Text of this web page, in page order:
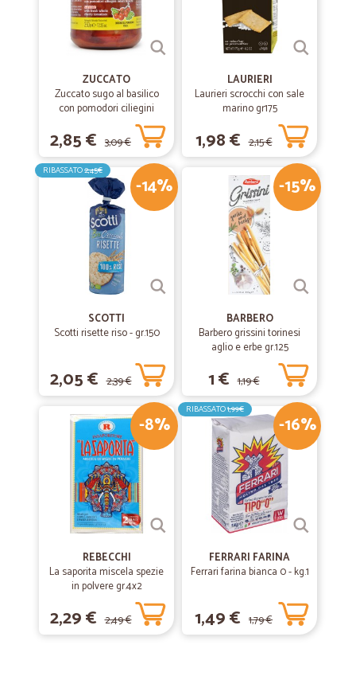
ZUCCATO
Zuccato sugo al basilico
con pomodori ciliegini
interi freschi gr.370
2,85 € 3,09 €
LAURIERI
Laurieri scrocchi con sale
marino gr175
1,98 € 2,15 €
-14%
RIBASSATO2,45€
SCOTTI
Scotti risette riso - gr.150
2,05 € 2,39 €
-15%
BARBERO
Barbero grissini torinesi
aglio e erbe gr.125
1 € 1,19 €
-8%
REBECCHI
La saporita miscela spezie
in polvere gr.4x2
2,29 € 2,49 €
-16%
RIBASSATO1,99€
FERRARI FARINA
Ferrari farina bianca 0 - kg.1
1,49 € 1,79 €